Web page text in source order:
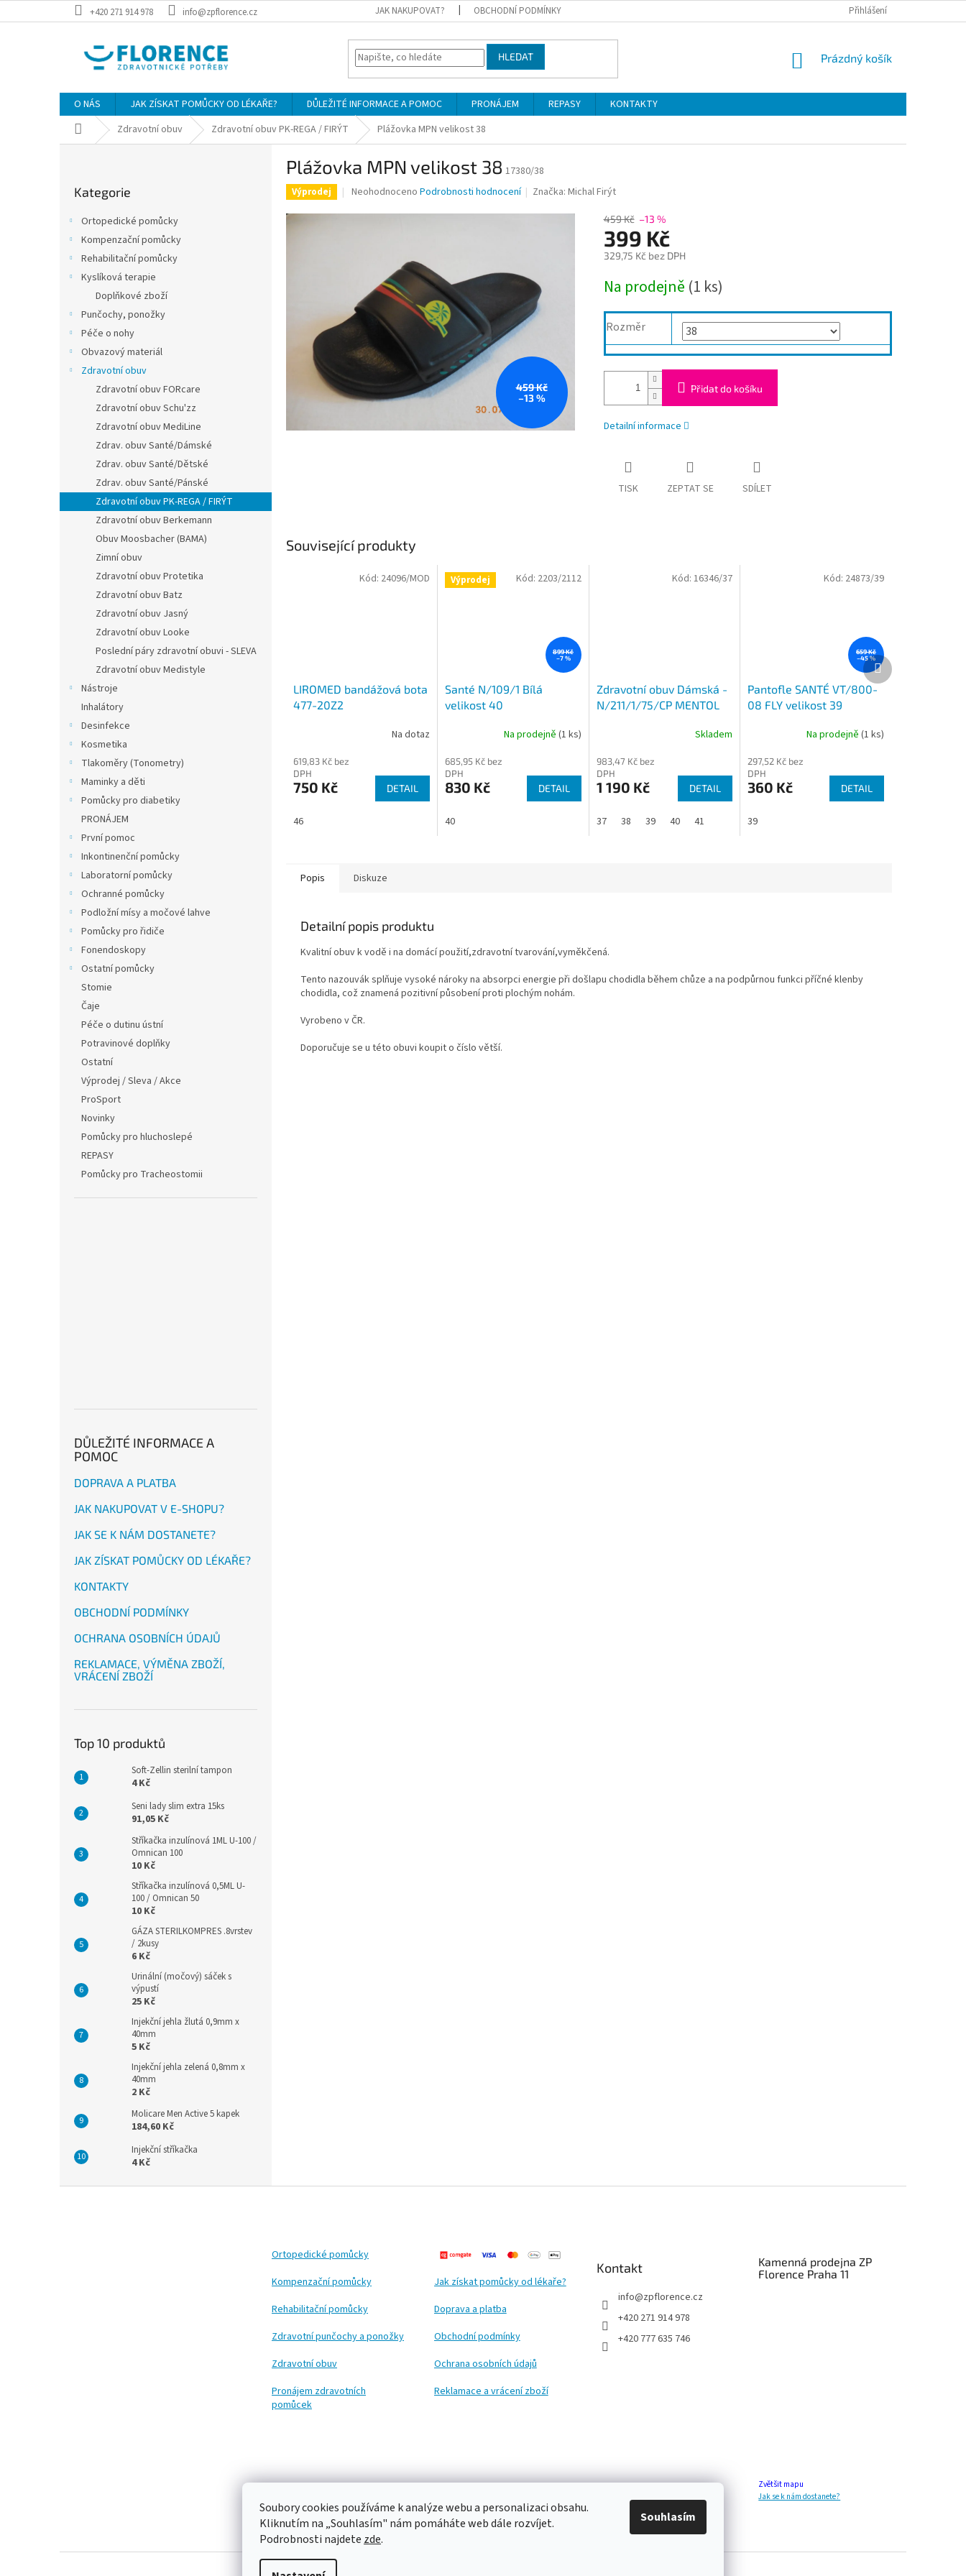
Soubory cookies používáme k analýze webu a personalizaci obsahu.
Kliknutím na „Souhlasím" nám pomáháte web dále rozvíjet.
Podrobnosti najdete zde.
Souhlasím
na
+420 271 914 978 info@zpflorence.cz JAK NAKUPOVAT? OBCHODNÍ PODMÍNKY Přihlášení
HLEDAT
NÁKUPNÍ
Prázdný košík
O NÁS JAK ZÍSKAT POMŮCKY OD LÉKAŘE? DŮLEŽITÉ INFORMACE A POMOC PRONÁJEM REPASY
KONTAKTY
Domů Zdravotní obuv Zdravotní obuv PK-REGA / FIRÝT Plážovka MPN velikost 38
kategorie
Kategorie
Ortopedické pomůcky
Kompenzační pomůcky
Rehabilitační pomůcky
Kyslíková terapie
Doplňkové zboží
Punčochy, ponožky
Péče o nohy
Obvazový materiál
Zdravotní obuv
Zdravotní obuv FORcare
Zdravotní obuv Schu'zz
Zdravotní obuv MediLine
Zdrav. obuv Santé/Dámské
Zdrav. obuv Santé/Dětské
Zdrav. obuv Santé/Pánské
Zdravotní obuv PK-REGA / FIRÝT
Zdravotní obuv Berkemann
Obuv Moosbacher (BAMA)
Zimní obuv
Zdravotní obuv Protetika
Zdravotní obuv Batz
Zdravotní obuv Jasný
Zdravotní obuv Looke
Poslední páry zdravotní obuvi - SLEVA
Zdravotní obuv Medistyle
Nástroje
Inhalátory
Desinfekce
Kosmetika
Tlakoměry (Tonometry)
Maminky a děti
Pomůcky pro diabetiky
PRONÁJEM
První pomoc
Inkontinenční pomůcky
Laboratorní pomůcky
Ochranné pomůcky
Podložní mísy a močové lahve
Pomůcky pro řidiče
Fonendoskopy
Ostatní pomůcky
Stomie
Čaje
Péče o dutinu ústní
Potravinové doplňky
Ostatní
Výprodej / Sleva / Akce
ProSport
Novinky
Pomůcky pro hluchoslepé
REPASY
Pomůcky pro Tracheostomii
DŮLEŽITÉ INFORMACE A
POMOC
DOPRAVA A PLATBA
JAK NAKUPOVAT V E-SHOPU?
JAK SE K NÁM DOSTANETE?
JAK ZÍSKAT POMŮCKY OD LÉKAŘE?
KONTAKTY
OBCHODNÍ PODMÍNKY
OCHRANA OSOBNÍCH ÚDAJŮ
REKLAMACE, VÝMĚNA ZBOŽÍ,
VRÁCENÍ ZBOŽÍ
Top 10 produktů
Soft-Zellin sterilní tampon
4 Kč
Seni lady slim extra 15ks
91,05 Kč
Stříkačka inzulínová 1ML U-100 /
Omnican 100
10 Kč
Stříkačka inzulínová 0,5ML U-
100 / Omnican 50
10 Kč
GÁZA STERILKOMPRES .8vrstev
/ 2kusy
6 Kč
Urinální (močový) sáček s
výpustí
25 Kč
Injekční jehla žlutá 0,9mm x
40mm
5 Kč
Injekční jehla zelená 0,8mm x
40mm
2 Kč
Molicare Men Active 5 kapek
184,60 Kč
Injekční stříkačka
4 Kč
Plážovka MPN velikost 38 17380/38
Výprodej
Průměrné
produktu
hvězdiček.
Neohodnoceno Podrobnosti hodnocení Značka:Michal Firýt
459 Kč
–13 %
459 Kč –13 %
399 Kč
329,75 Kč bez DPH
cena:
Na prodejně (1 ks)
Rozměr
Přidat do košíku
Detailní informace
TISK ZEPTAT SE SDÍLET
Související produkty
LIROMED bandážová bota
477-20Z2
Na dotaz
619,83 Kč bez
DPH
750 Kč DETAIL
46
Kód: 24096/MOD Výprodej
899 Kč
–7 %
Santé N/109/1 Bílá
velikost 40
Na prodejně (1 ks)
685,95 Kč bez
DPH
830 Kč DETAIL
40
Kód: 2203/2112
Zdravotní obuv Dámská -
N/211/1/75/CP MENTOL
Skladem
983,47 Kč bez
DPH
1 190 Kč DETAIL
37 38 39 40 41
Kód:16346/37
659 Kč
–45 %
Pantofle SANTÉ VT/800-
08 FLY velikost 39
Na prodejně (1 ks)
297,52 Kč bez
DPH
360 Kč DETAIL
39
Kód: 24873/39
Další
produkt
Popis Diskuze
Detailní popis produktu
Kvalitní obuv k vodě i na domácí použití,zdravotní tvarování,vyměkčená.
Tento nazouvák splňuje vysoké nároky na absorpci energie při došlapu chodidla během chůze a na podpůrnou funkci příčné klenby
chodidla, což znamená pozitivní působení proti plochým nohám.
Vyrobeno v ČR.
Doporučuje se u této obuvi koupit o číslo větší.
Ortopedické pomůcky
Kompenzační pomůcky
Rehabilitační pomůcky
Zdravotní punčochy a ponožky
Zdravotní obuv
Pronájem zdravotních
pomůcek
Jak získat pomůcky od lékaře?
Doprava a platba
Obchodní podmínky
Ochrana osobních údajů
Reklamace a vrácení zboží
Kontakt
info@zpflorence.cz
+420 271 914 978
+420 777 635 746
Kamenná prodejna ZP
Florence Praha 11
Zvětšit mapu
Jak se k nám dostanete?